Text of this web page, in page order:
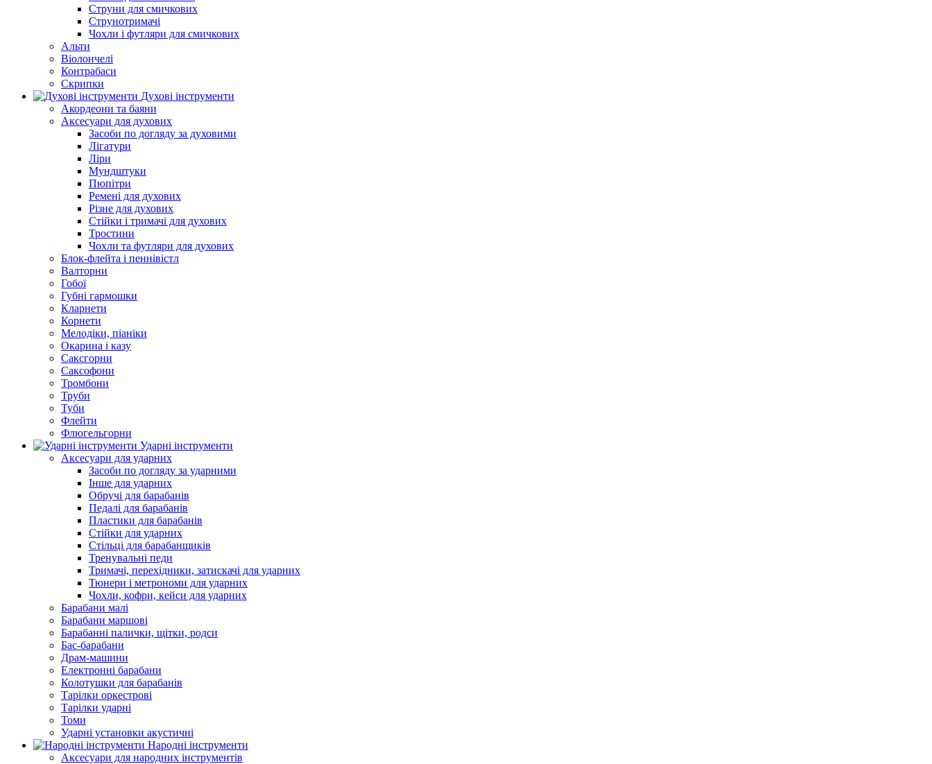
Струни для смичкових
Струнотримачі
Чохли і футляри для смичкових
Альти
Віолончелі
Контрабаси
Скрипки
Духові інструменти
Акордеони та баяни
Аксесуари для духових
Засоби по догляду за духовими
Лігатури
Ліри
Мундштуки
Пюпітри
Ремені для духових
Різне для духових
Стійки і тримачі для духових
Тростини
Чохли та футляри для духових
Блок-флейта і пеннівістл
Валторни
Гобої
Губні гармошки
Кларнети
Корнети
Мелодіки, піаніки
Окарина і казу
Саксгорни
Саксофони
Тромбони
Труби
Туби
Флейти
Флюгельгорни
Ударні інструменти
Аксесуари для ударних
Засоби по догляду за ударними
Інше для ударних
Обручі для барабанів
Педалі для барабанів
Пластики для барабанів
Стійки для ударних
Стільці для барабанщиків
Тренувальні педи
Тримачі, перехідники, затискачі для ударних
Тюнери і метрономи для ударних
Чохли, кофри, кейси для ударних
Барабани малі
Барабани маршові
Барабанні палички, щітки, родси
Бас-барабани
Драм-машини
Електронні барабани
Колотушки для барабанів
Тарілки оркестрові
Тарілки ударні
Томи
Ударні установки акустичні
Народні інструменти
Аксесуари для народних інструментів